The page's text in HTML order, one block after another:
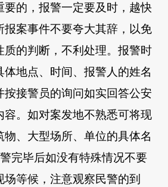
要的，报警一定要及时，越快
报案事件不要夸大其辞，以免
质的判断，不利处理。报警时
体地点、时间、报警人的姓名
按接警员的询问如实回答公安
容。如对案发地不熟悉可将现
物、大型场所、单位的具体名
完毕后如没有特殊情况不要
等候，注意观察民警的到